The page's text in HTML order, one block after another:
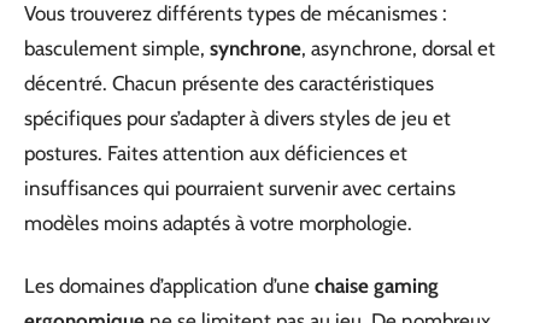
Vous trouverez différents types de mécanismes :
basculement simple, synchrone, asynchrone, dorsal et
décentré. Chacun présente des caractéristiques
spécifiques pour s’adapter à divers styles de jeu et
postures. Faites attention aux déficiences et
insuffisances qui pourraient survenir avec certains
modèles moins adaptés à votre morphologie.
Les domaines d’application d’une chaise gaming